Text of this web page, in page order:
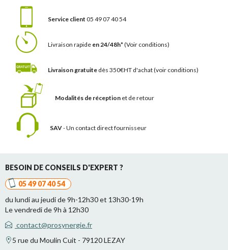
Service client 05 49 07 40 54
Livraison rapide en 24/48h*(Voir conditions)
Livraison gratuite dès 350€HT d'achat(voir conditions)
Modalités de réception et de retour
SAV- Un contact direct fournisseur
BESOIN DE CONSEILS D'EXPERT ?
05 49 07 40 54
du lundi au jeudi de 9h-12h30 et 13h30-19h
Le vendredi de 9h à 12h30
contact@prosynergie.fr
5 rue du Moulin Cuit - 79120 LEZAY